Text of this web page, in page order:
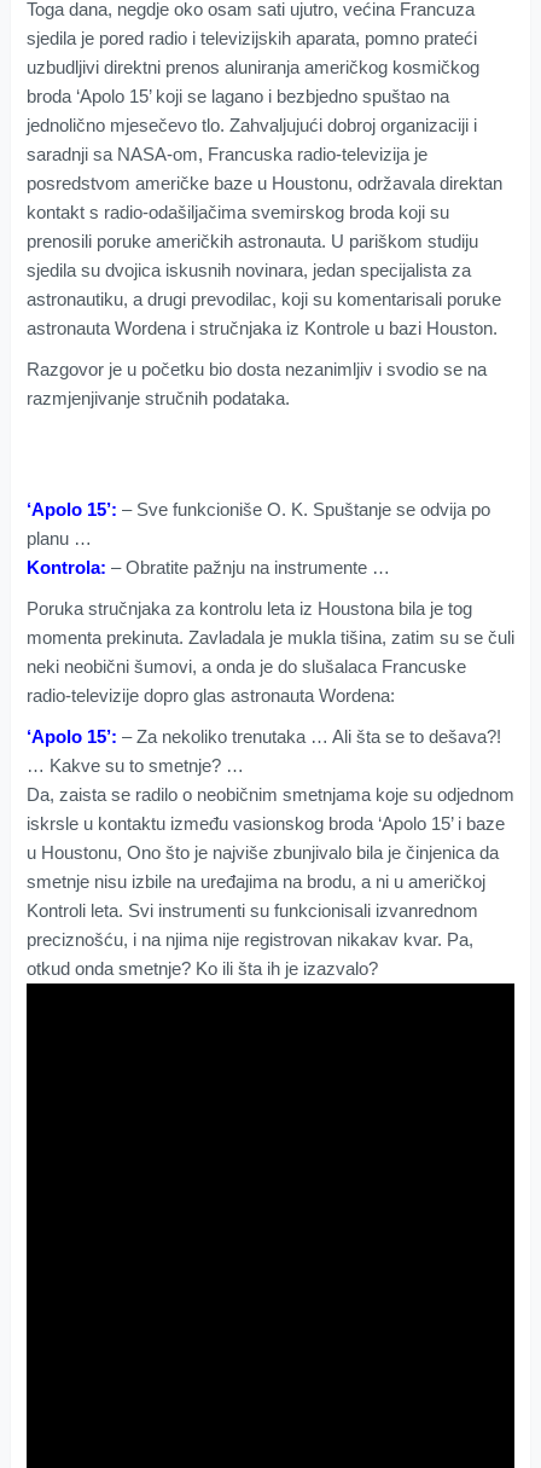
Toga dana, negdje oko osam sati ujutro, većina Francuza
sjedila je pored radio i televizijskih aparata, pomno prateći
uzbudljivi direktni prenos aluniranja američkog kosmičkog
broda ‘Apolo 15’ koji se lagano i bezbjedno spuštao na
jednolično mjesečevo tlo. Zahvaljujući dobroj organizaciji i
saradnji sa NASA-om, Francuska radio-televizija je
posredstvom američke baze u Houstonu, održavala direktan
kontakt s radio-odašiljačima svemirskog broda koji su
prenosili poruke američkih astronauta. U pariškom studiju
sjedila su dvojica iskusnih novinara, jedan specijalista za
astronautiku, a drugi prevodilac, koji su komentarisali poruke
astronauta Wordena i stručnjaka iz Kontrole u bazi Houston.
Razgovor je u početku bio dosta nezanimljiv i svodio se na
razmjenjivanje stručnih podataka.
‘Apolo 15’: – Sve funkcioniše O. K. Spuštanje se odvija po
planu …
Kontrola: – Obratite pažnju na instrumente …
Poruka stručnjaka za kontrolu leta iz Houstona bila je tog
momenta prekinuta. Zavladala je mukla tišina, zatim su se čuli
neki neobični šumovi, a onda je do slušalaca Francuske
radio-televizije dopro glas astronauta Wordena:
‘Apolo 15’: – Za nekoliko trenutaka … Ali šta se to dešava?!
… Kakve su to smetnje? …
Da, zaista se radilo o neobičnim smetnjama koje su odjednom
iskrsle u kontaktu između vasionskog broda ‘Apolo 15’ i baze
u Houstonu, Ono što je najviše zbunjivalo bila je činjenica da
smetnje nisu izbile na uređajima na brodu, a ni u američkoj
Kontroli leta. Svi instrumenti su funkcionisali izvanrednom
preciznošću, i na njima nije registrovan nikakav kvar. Pa,
otkud onda smetnje? Ko ili šta ih je izazvalo?